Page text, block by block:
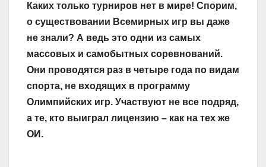
Каких только турниров нет в мире! Спорим,
о существовании Всемирных игр вы даже
не знали? А ведь это одни из самых
массовых и самобытных соревнований.
Они проводятся раз в четыре года по видам
спорта, не входящих в программу
Олимпийских игр. Участвуют не все подряд,
а те, кто выиграл лицензию – как на тех же
ОИ.